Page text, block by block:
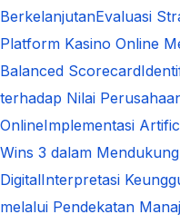
BerkelanjutanEvaluasi
Platform Kasino Online
Balanced Scorecard
terhadap Nilai
OnlineImplementasi
Wins 3 dalam
DigitalInterpretasi
melalui Pendekatan